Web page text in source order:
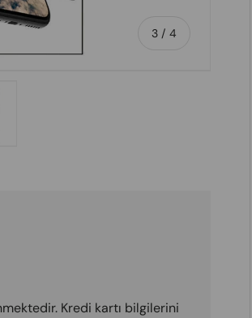
3 /of
4
Kredi kartı bilgilerini